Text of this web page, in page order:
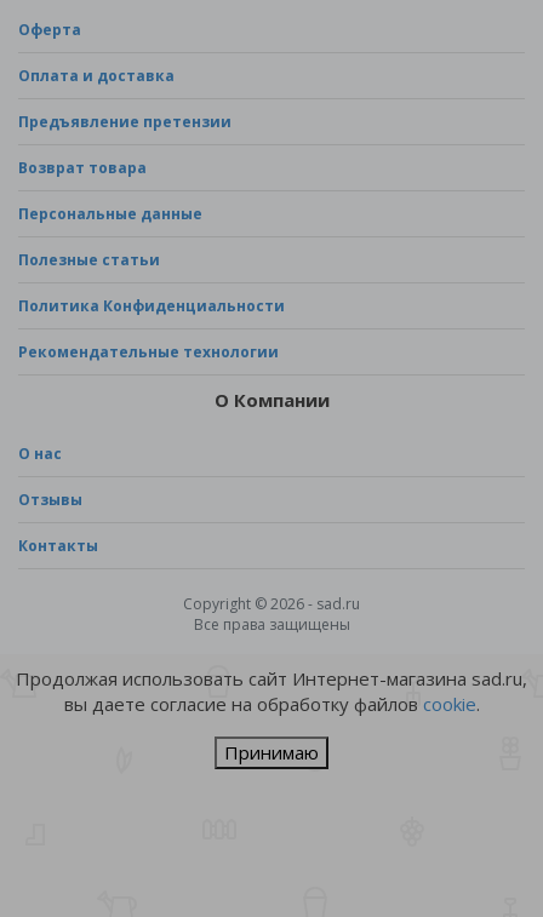
Оферта
Оплата и доставка
Предъявление претензии
Возврат товара
Персональные данные
Полезные статьи
Политика Конфиденциальности
Рекомендательные технологии
О Компании
О нас
Отзывы
Контакты
Copyright © 2026 - sad.ru
Все права защищены
Продолжая использовать сайт Интернет-магазина sad.ru,
вы даете согласие на обработку файлов cookie.
Принимаю